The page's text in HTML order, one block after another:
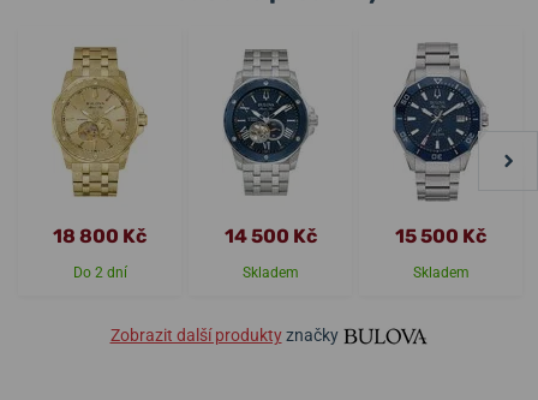
18 800 Kč
Do 2 dní
14 500 Kč
Skladem
15 500 Kč
Skladem
Zobrazit další produktyznačky